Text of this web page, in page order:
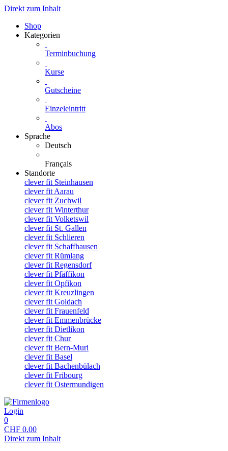
Direkt zum Inhalt
Shop
Kategorien
Terminbuchung
Kurse
Gutscheine
Einzeleintritt
Abos
Sprache
Deutsch
Français
Standorte
clever fit Steinhausen
clever fit Aarau
clever fit Zuchwil
clever fit Winterthur
clever fit Volketswil
clever fit St. Gallen
clever fit Schlieren
clever fit Schaffhausen
clever fit Rümlang
clever fit Regensdorf
clever fit Pfäffikon
clever fit Opfikon
clever fit Kreuzlingen
clever fit Goldach
clever fit Frauenfeld
clever fit Emmenbrücke
clever fit Dietlikon
clever fit Chur
clever fit Bern-Muri
clever fit Basel
clever fit Bachenbülach
clever fit Fribourg
clever fit Ostermundigen
Login
0
CHF 0.00
Direkt zum Inhalt